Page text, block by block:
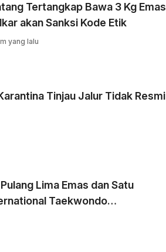
Tertangkap Bawa 3 Kg Emas
akan Sanksi Kode Etik
yang lalu
Tinjau Jalur Tidak Resmi
Lima Emas dan Satu
Taekwondo